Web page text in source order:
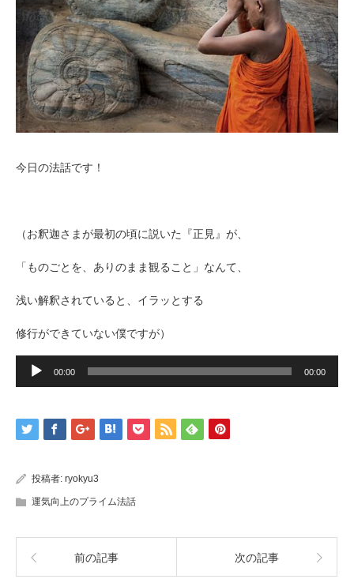
今日の法話です！
（お釈迦さまが最初の頃に説いた『正見』が、
「ものごとを、ありのまま観ること」なんて、
浅い解釈されていると、イラッとする
修行ができていない僕ですが）
プ
ヤ
ー
00:00 00:00
投稿者: ryokyu3
運気向上のプライム法話
前の記事 次の記事